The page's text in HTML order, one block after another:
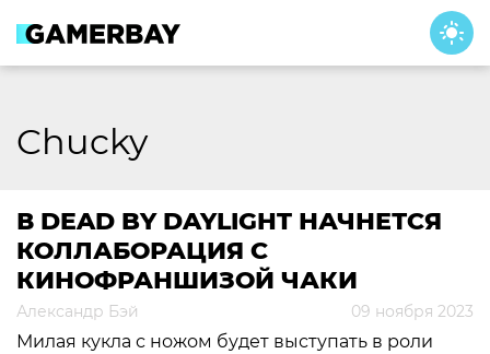
content
Chucky
В DEAD BY DAYLIGHT НАЧНЕТСЯ
КОЛЛАБОРАЦИЯ С
КИНОФРАНШИЗОЙ ЧАКИ
Александр Бэй 09 ноября 2023
Милая кукла с ножом будет выступать в роли